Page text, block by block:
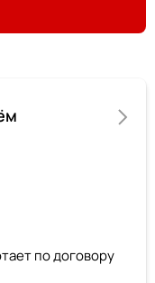
по договору